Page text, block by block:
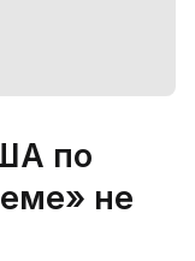
по
не